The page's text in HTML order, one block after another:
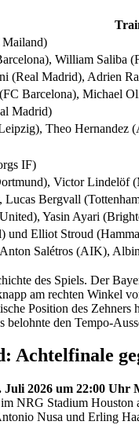
William Saliba
(Real Madrid), Adrien
Barcelona), Michael
Madrid)
Theo Hernandez
IF)
Victor Lindelöf
Lucas Bergvall
Yasin Ayari
und Elliot Stroud
Salétros (AIK),
des Spiels. Der
am rechten Winkel
Position des
belohnte den Tempo-
Achtelfinale
Juli 2026 um 22:00 Uhr
NRG Stadium
Nusa und Erling